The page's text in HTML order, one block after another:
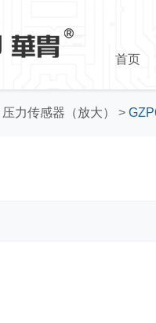
首页
压力传感器（放大） >